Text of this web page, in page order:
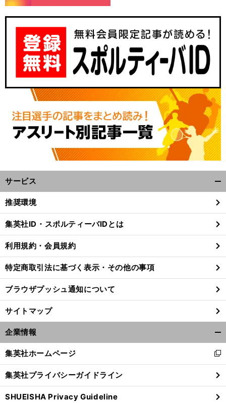
F1
サービス
閉
る
推奨環境
集英社ID・スポルティーバIDとは
利用規約・会員規約
特定商取引法に基づく表示・その他の事項
ブラウザプッシュ通知について
サイトマップ
企業情報
閉
る
集英社ホームページ
新
し
い
ウ
ィ
集英社プライバシーガイドライン
SHUEISHA Privacy Guideline